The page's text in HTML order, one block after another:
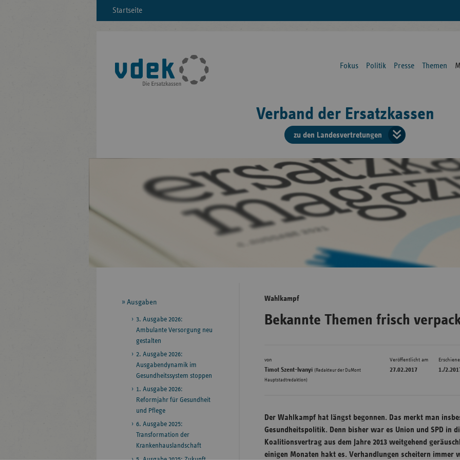
Startseite
Fokus Politik Presse Themen
Verband der Ersatzkassen
zu den Landesvertretungen
der
Hessen
Wahlkampf
Bekannte Themen frisch
von
Timot Szent-Ivanyi (Redakteur der DuMont
Hauptstadtredaktion)
Veröffentlicht am
27.02.2017 1./
Der Wahlkampf hat längst begonnen. Das merkt man
Gesundheitspolitik. Denn bisher war es Union und SPD in
Koalitionsvertrag aus dem Jahre 2013 weitgehend
einigen Monaten hakt es. Verhandlungen scheitern immer
Seitennavigation
Ausgaben
3. Ausgabe 2026:
Ambulante Versorgung neu
gestalten
2. Ausgabe 2026:
Ausgabendynamik im
Gesundheitssystem stoppen
1. Ausgabe 2026:
Reformjahr für Gesundheit
und Pflege
6. Ausgabe 2025:
Transformation der
Krankenhauslandschaft